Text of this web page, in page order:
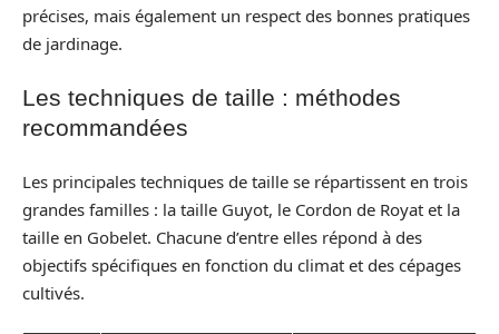
précises, mais également un respect des bonnes pratiques
de jardinage.
Les techniques de taille : méthodes
recommandées
Les principales techniques de taille se répartissent en trois
grandes familles : la taille Guyot, le Cordon de Royat et la
taille en Gobelet. Chacune d’entre elles répond à des
objectifs spécifiques en fonction du climat et des cépages
cultivés.